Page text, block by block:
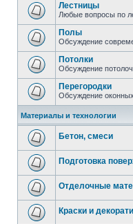
Лестницы
Любые вопросы по
Полы
Обсуждение
Потолки
Обсуждение
Перегородки
Обсуждение
Материалы и технологии
Бетон, смеси
Подготовка
Отделочные
Краски и